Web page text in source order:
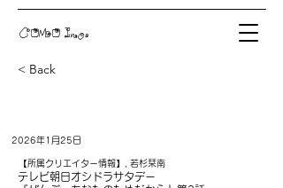
COMO Inc.
< Back
2026年1月25日
【所属クリエイター情報】, 若杉栞南
テレビ朝日オシドラサタデー